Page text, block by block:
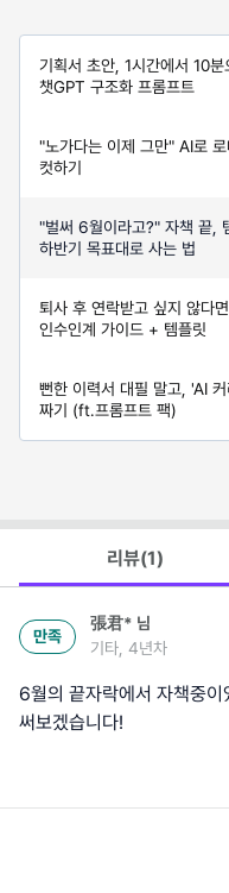
기획서 초안, 1시간에서 10분
챗GPT 구조화 프롬프트
"노가다는 이제 그만" AI로
컷하기
"벌써 6월이라고?" 자책 끝,
하반기 목표대로 사는 법
퇴사 후 연락받고 싶지 않다
인수인계 가이드 + 템플릿
뻔한 이력서 대필 말고, 'AI
짜기 (ft.프롬프트 팩)
리뷰(1)
만족
張君* 님
기타, 4년차
6월의 끝자락에서 자책중
써보겠습니다!